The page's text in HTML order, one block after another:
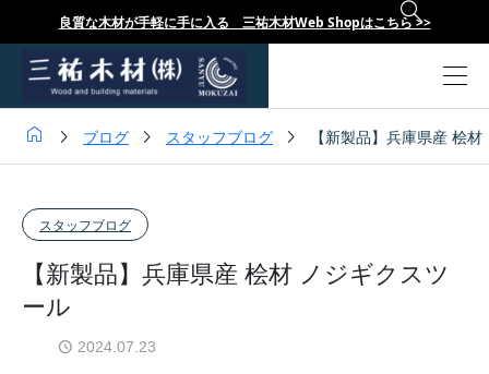
良質な木材が手軽に手に入る 三祐木材Web Shopはこちら >>

  ブログ  スタッフブログ  【新製品】兵庫県産 桧
スタッフブログ
【新製品】兵庫県産 桧材 ノジギクスツ
ール
2024.07.23